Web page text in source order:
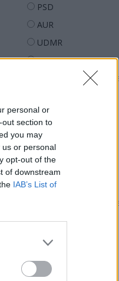
personal or
section to
you may
or personal
opt-out of the
of downstream
IAB’s List of
PSD
AUR
UDMR
PMP (Tomac)
Forța Dreptei (L.
REPER
SENS
SOS (Șoșoacă)
PACE (Peia)
Acțiunea
PDF (Lazarus)
PUSL (D. Voiculescu)
PNCR (Terheș)